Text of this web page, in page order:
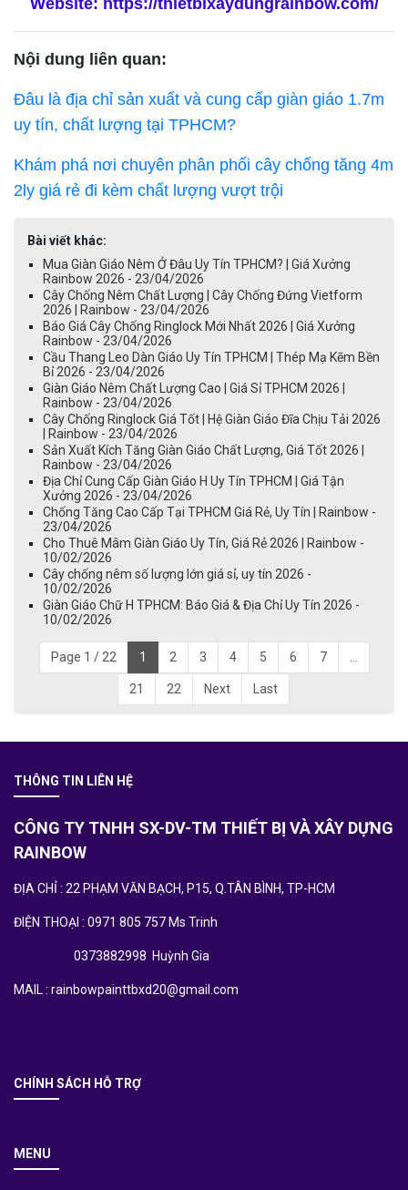
Website: https://thietbixaydungrainbow.com/
Nội dung liên quan:
Đâu là địa chỉ sản xuất và cung cấp giàn giáo 1.7m
uy tín, chất lượng tại TPHCM?
Khám phá nơi chuyên phân phối cây chống tăng 4m
2ly giá rẻ đi kèm chất lượng vượt trội
Bài viết khác:
Mua Giàn Giáo Nêm Ở Đâu Uy Tín TPHCM? | Giá Xưởng
Rainbow 2026 - 23/04/2026
Cây Chống Nêm Chất Lượng | Cây Chống Đứng Vietform
2026 | Rainbow - 23/04/2026
Báo Giá Cây Chống Ringlock Mới Nhất 2026 | Giá Xưởng
Rainbow - 23/04/2026
Cầu Thang Leo Dàn Giáo Uy Tín TPHCM | Thép Mạ Kẽm Bền
Bỉ 2026 - 23/04/2026
Giàn Giáo Nêm Chất Lượng Cao | Giá Sỉ TPHCM 2026 |
Rainbow - 23/04/2026
Cây Chống Ringlock Giá Tốt | Hệ Giàn Giáo Đĩa Chịu Tải 2026
| Rainbow - 23/04/2026
Sản Xuất Kích Tăng Giàn Giáo Chất Lượng, Giá Tốt 2026 |
Rainbow - 23/04/2026
Địa Chỉ Cung Cấp Giàn Giáo H Uy Tín TPHCM | Giá Tận
Xưởng 2026 - 23/04/2026
Chống Tăng Cao Cấp Tại TPHCM Giá Rẻ, Uy Tín | Rainbow -
23/04/2026
Cho Thuê Mâm Giàn Giáo Uy Tín, Giá Rẻ 2026 | Rainbow -
10/02/2026
Cây chống nêm số lượng lớn giá sỉ, uy tín 2026 -
10/02/2026
Giàn Giáo Chữ H TPHCM: Báo Giá & Địa Chỉ Uy Tín 2026 -
10/02/2026
Page 1 / 22 1 2 3 4 5 6 7
21 22 Next Last
THÔNG TIN LIÊN HỆ
CÔNG TY TNHH SX-DV-TM THIẾT BỊ VÀ XÂY DỰNG
RAINBOW
ĐỊA CHỈ : 22 PHẠM VĂN BẠCH, P15, Q.TÂN BÌNH, TP-HCM
ĐIỆN THOẠI : 0971 805 757 Ms Trinh
0373882998 Huỳnh Gia
MAIL : rainbowpainttbxd20@gmail.com
CHÍNH SÁCH HỖ TRỢ
MENU